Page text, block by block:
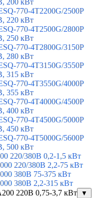
200 кВт
770-4T2200G/2500P
220 кВт
770-4T2500G/2800P
250 кВт
770-4T2800G/3150P
280 кВт
770-4T3150G/3550P
315 кВт
770-4T3550G/4000P
355 кВт
770-4T4000G/4500P
400 кВт
770-4T4500G/5000P
450 кВт
770-4T5000G/5600P
500 кВт
220/380В 0,2-1,5 кВт
220/380В 2,2-75 кВт
380В 75-375 кВт
380В 2,2-315 кВт
220В 0,75-3,7 кВт
▼